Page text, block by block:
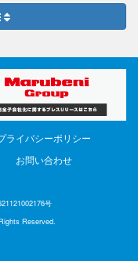
ライバシーポリシー
お問い合わせ
号
Reserved.